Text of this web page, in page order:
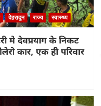
देहरादून राज्य स्वास्थ्य
मे देवप्रयाग के निकट
कार, एक ही परिवार